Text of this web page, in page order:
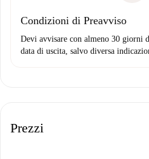
Condizioni di Preavviso
Devi avvisare con almeno 30 giorni
data di uscita, salvo diversa
Prezzi